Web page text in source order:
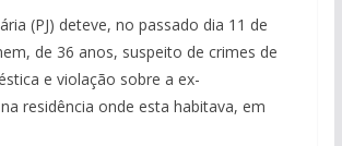
(PJ) deteve, no passado dia 11 de
de 36 anos, suspeito de crimes de
e violação sobre a ex-
residência onde esta habitava, em